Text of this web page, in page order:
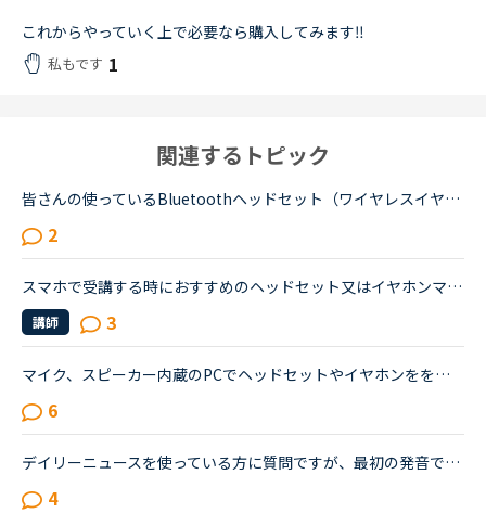
これからやっていく上で必要なら購入してみます‼︎
私もです 1
関連するトピック
皆さんの使っているBluetoothヘッドセット（ワイヤレスイヤホンマイク）を教えてください！最近、パソコンの挙動が怪しくなってきたため、Android版のアプリを使い始めました。すると、①スマホのマイク＆イヤホン...
2
スマホで受講する時におすすめのヘッドセット又はイヤホンマイクはありますか?初めまして。トライアル期間が終わり、今日から正式にNCに入会した者です。普段はノートパソコンで受講しているのですが、無線Wi-Fi...
講師 3
マイク、スピーカー内蔵のPCでヘッドセットやイヤホンをを使わずにレッスンを受けています。スピーキングテスト対策の教材はヘッドセット推奨となっていますが、なしでも受けられますか？他のレッスンもヘッドセ...
6
デイリーニュースを使っている方に質問ですが、最初の発音でアメリカ音声とイギリス音声どっち使ってますか？フィリピン人の先生だと「アメリカ音声でいい？」と聞かれることが多いのでいつもアメリカ音声オンリ...
4